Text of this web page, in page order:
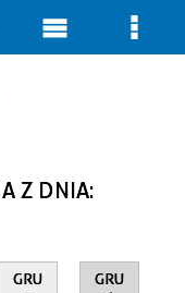
Z DNIA:
GRU GRU
Menu Menu